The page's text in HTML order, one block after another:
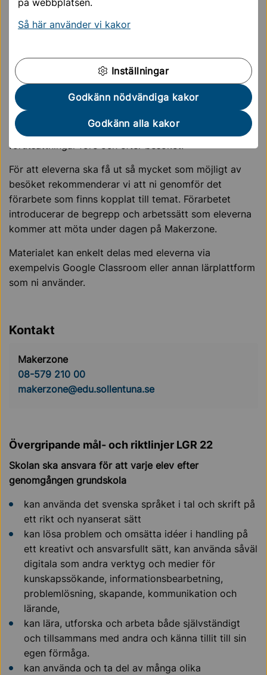
på webbplatsen.
Så här använder vi kakor
Inställningar
Godkänn nödvändiga kakor
Godkänn alla kakor
Förberedelser och efterarbete
Allt material som hör till besöket finns samlat på en
kalenderbokning.
Beroende på vilket tema ni bokat kan det finnas
förberedelser, efterarbete eller både och. Vi
rekommenderar att ni avsätter tid för detta i er
planering för att ge eleverna bästa möjliga
förutsättningar före och efter besöket.
För att eleverna ska få ut så mycket som möjligt av
besöket rekommenderar vi att ni genomför det
förarbete som finns kopplat till temat. Förarbetet
introducerar de begrepp och arbetssätt som eleverna
kommer att möta under dagen på Makerzone.
Materialet kan enkelt delas med eleverna via
exempelvis Google Classroom eller annan lärplattform
som ni använder.
Kontakt
Makerzone
08-579 210 00
makerzone@edu.sollentuna.se
Övergripande mål- och riktlinjer LGR 22
Skolan ska ansvara för att varje elev efter
genomgången grundskola
kan använda det svenska språket i tal och skrift på
ett rikt och nyanserat sätt
kan lösa problem och omsätta idéer i handling på
ett kreativt och ansvarsfullt sätt, kan använda såväl
digitala som andra verktyg och medier för
kunskapssökande, informationsbearbetning,
problemlösning, skapande, kommunikation och
lärande,
kan lära, utforska och arbeta både självständigt
och tillsammans med andra och känna tillit till sin
egen förmåga.
kan använda och ta del av många olika